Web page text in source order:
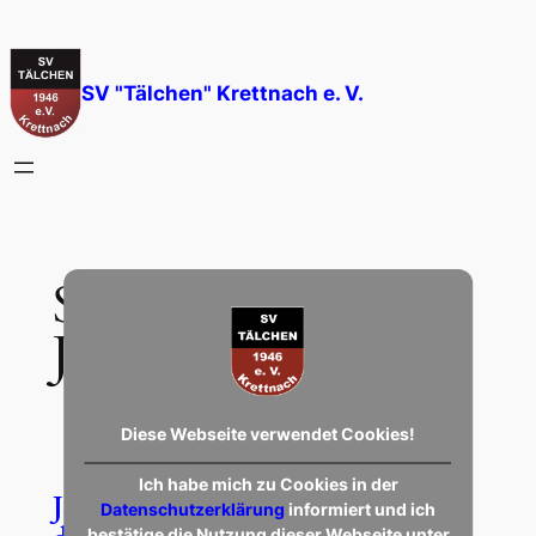
Inhalt
springenSV "Tälchen" Krettnach e. V.
Diese Webseite verwendet Cookies!
Ich habe mich zu Cookies in der
Datenschutzerklärung informiert und ich
Schlagwort:
Junioren
JSG – Neue Trainingsanzüge für